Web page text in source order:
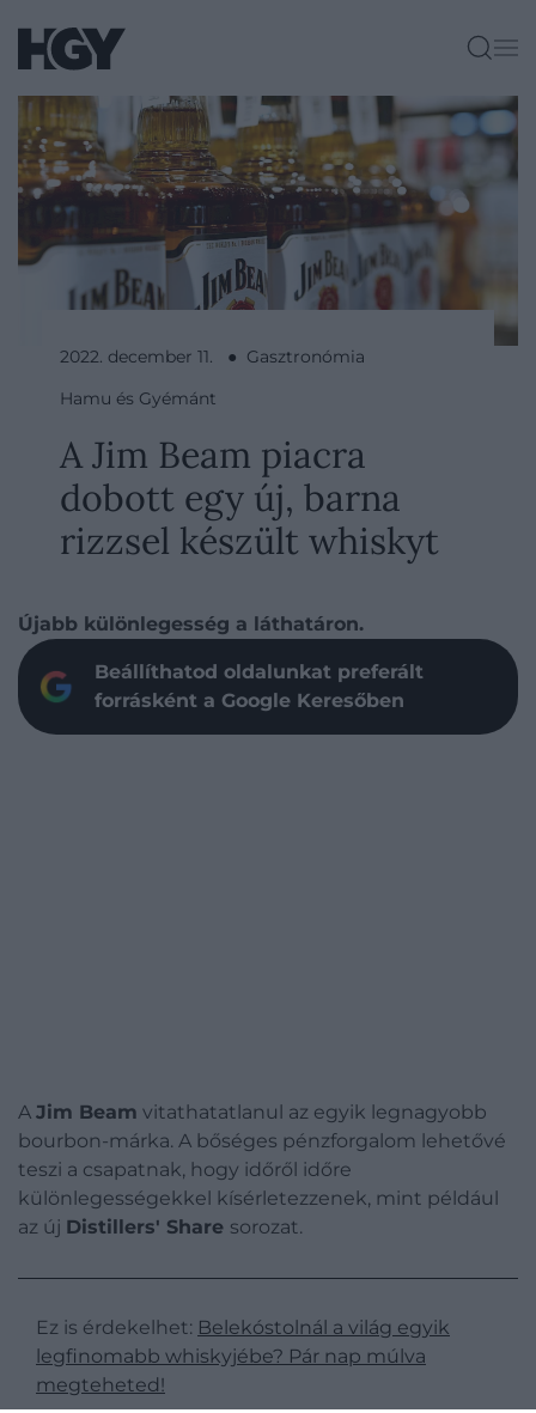
2022. december 11. ● Gasztronómia
Hamu és Gyémánt
A Jim Beam piacra
dobott egy új, barna
rizzsel készült whiskyt
Újabb különlegesség a láthatáron.
Beállíthatod oldalunkat preferált
forrásként a Google Keresőben
A Jim Beam vitathatatlanul az egyik legnagyobb
bourbon-márka. A bőséges pénzforgalom lehetővé
teszi a csapatnak, hogy időről időre
különlegességekkel kísérletezzenek, mint például
az új Distillers' Share sorozat.
Ez is érdekelhet: Belekóstolnál a világ egyik
legfinomabb whiskyjébe? Pár nap múlva
megteheted!